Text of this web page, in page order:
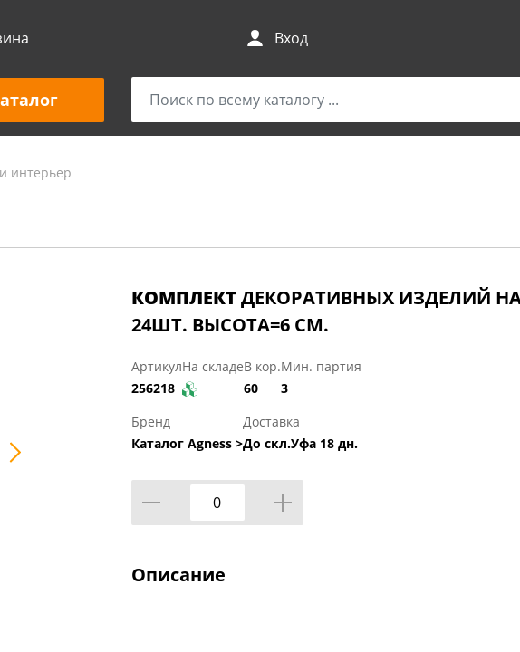
Вход
интерьер
КОМПЛЕКТДЕКОРАТИВНЫХ ИЗДЕЛИЙ
24ШТ. ВЫСОТА=6 СМ.
Артикул
256218
На складеВ кор.
60
Мин. партия
3
Бренд
Каталог Agness >
Доставка
До скл.Уфа 18 дн.
Описание